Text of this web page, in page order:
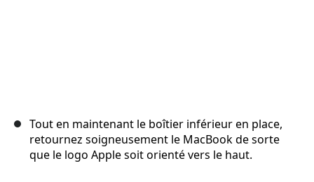
Tout en maintenant le boîtier inférieur en place,
retournez soigneusement le MacBook de sorte
que le logo Apple soit orienté vers le haut.